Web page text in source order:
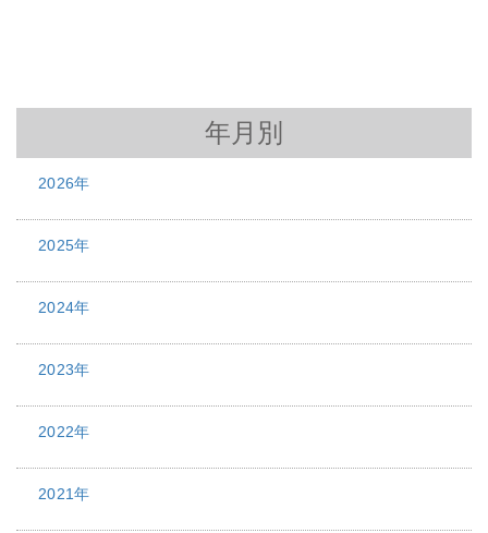
年月別
2026年
2025年
2024年
2023年
2022年
2021年